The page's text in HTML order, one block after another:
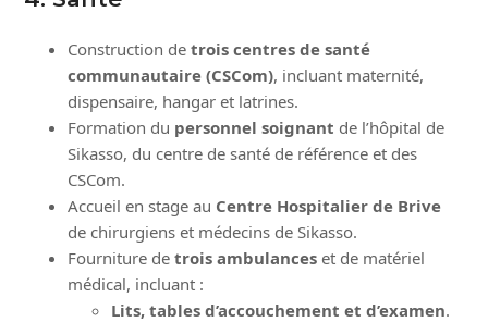
Construction detrois centres de santé
communautaire (CSCom), incluant maternité,
dispensaire, hangar et latrines.
Formation du personnel soignant de l’hôpital de
Sikasso, du centre de santé de référence et des
CSCom.
Accueil en stage au Centre Hospitalier de Brive
de chirurgiens et médecins de Sikasso.
Fourniture detrois ambulances et de matériel
médical, incluant :
Lits, tables d’accouchement et d’examen.